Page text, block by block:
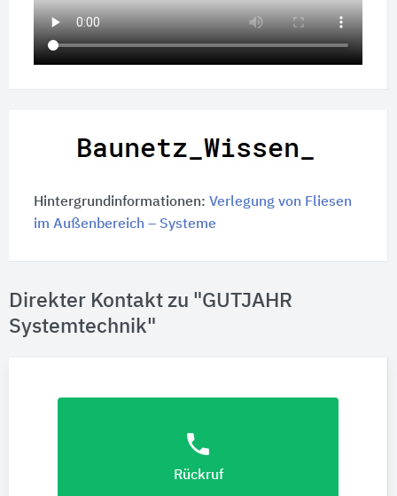
Hintergrundinformationen: Verlegung von Fliesen
im Außenbereich – Systeme
Direkter Kontakt zu "GUTJAHR
Systemtechnik"
phone
Rückruf